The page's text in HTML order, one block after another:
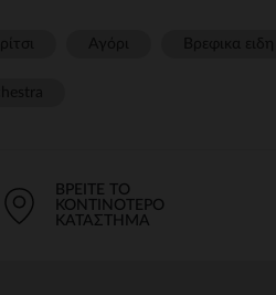
ΒΡΕΊΤΕ ΤΟ
ΚΟΝΤΙΝΌΤΕΡΟ
ΚΑΤΆΣΤΗΜΑ